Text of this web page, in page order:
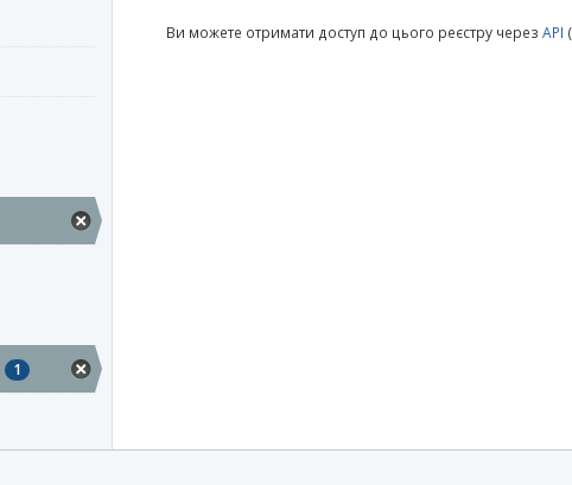
1
Ви можете отримати доступ до цього реєстру через API